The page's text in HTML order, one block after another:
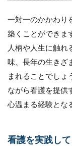
追及
でき
る
2.4
予防
から
高度
医療
くか
一対一のかかわり
築くことができま
人柄や人生に触れ
味、長年の生きざ
まれることでしょ
ながら看護を提供
心温まる経験とな
看護を実践し